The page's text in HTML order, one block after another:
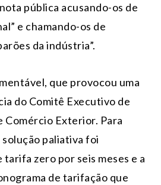
pública acusando-os de
e chamando-os de
da indústria”.
que provocou uma
do Comitê Executivo de
Comércio Exterior. Para
paliativa foi
zero por seis meses e a
de tarifação que